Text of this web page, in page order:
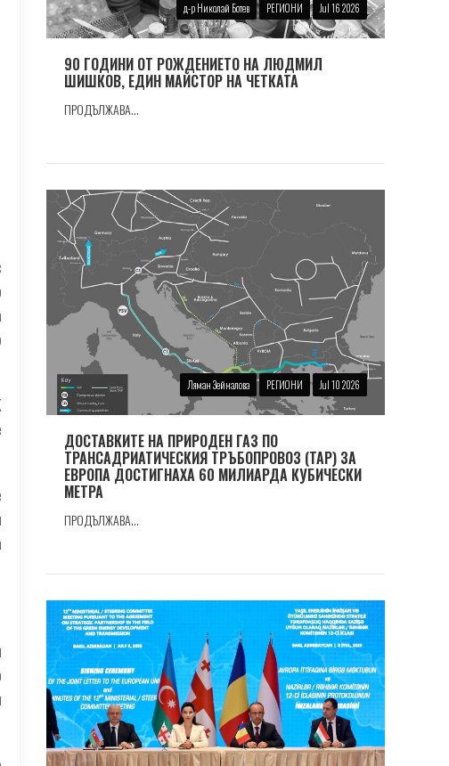
д-р Николай Ботев РЕГИОНИ Jul 16 2026
90 ГОДИНИ ОТ РОЖДЕНИЕТО НА ЛЮДМИЛ
ШИШКОВ, ЕДИН МАЙСТОР НА ЧЕТКАТА
ПРОДЪЛЖАВА...
Ляман Зейналова РЕГИОНИ Jul 10 2026
ДОСТАВКИТЕ НА ПРИРОДЕН ГАЗ ПО
ТРАНСАДРИАТИЧЕСКИЯ ТРЪБОПРОВОЗ (TAP) ЗА
ЕВРОПА ДОСТИГНАХА 60 МИЛИАРДА КУБИЧЕСКИ
МЕТРА
ПРОДЪЛЖАВА...